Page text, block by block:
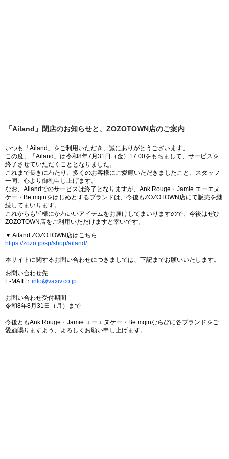
「Ailand」閉店のお知らせと、ZOZOTOWN店のご案内
いつも「Ailand」をご利用いただき、誠にありがとうございます。
この度、「Ailand」は令和8年7月31日（金）17:00をもちまして、サービスを
終了させていただくこととなりました。
これまで長きにわたり、多くのお客様にご愛顧いただきましたこと、スタッフ
一同、心より御礼申し上げます。
なお、Ailandでのサービスは終了となりますが、Ank Rouge・Jamie エーエヌ
ケー・Be mqinをはじめとするブランドは、今後もZOZOTOWN店にて販売を継
続してまいります。
これからも皆様にかわいいアイテムをお届けしてまいりますので、今後はぜひ
ZOZOTOWN店をご利用いただけますと幸いです。
▼ Ailand ZOZOTOWN店はこちら
https://zozo.jp/sp/shop/ailand/
本サイトに関するお問い合わせにつきましては、下記までお願いいたします。
お問い合わせ先
E-MAIL： info@vaxiv.co.jp
お問い合わせ受付期間
令和8年8月31日（月）まで
今後ともAnk Rouge・Jamie エーエヌケー・Be mqinならびに各ブランドをご
愛顧賜りますよう、よろしくお願い申し上げます。